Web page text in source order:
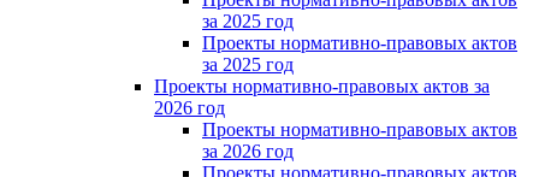
за 2025 год
Проекты нормативно-правовых актов
за 2025 год
Проекты нормативно-правовых актов за
2026 год
Проекты нормативно-правовых актов
за 2026 год
Проекты нормативно-правовых актов